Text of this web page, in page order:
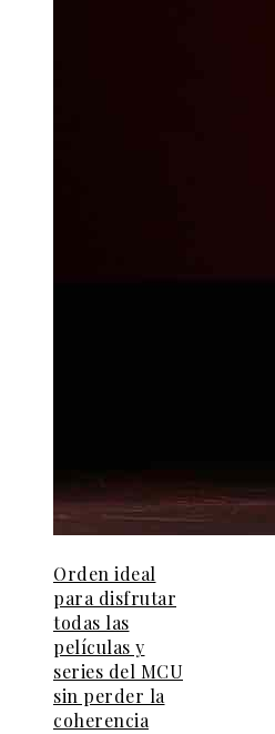
Orden ideal
para disfrutar
todas las
películas y
series del MCU
sin perder la
coherencia